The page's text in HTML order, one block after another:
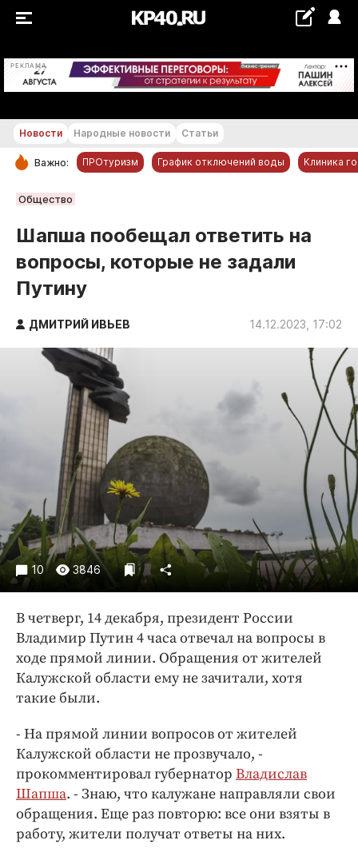
РЕКЛАМА +24...+25 °С
РУБРИКИ
Новости компаний
Статьи
Народные новости
Авто и транспорт
Благоустройство
Криминал
Культура
Недвижимость и ЖКХ
Образование
Общество
Погода
Праздники
Происшествия
Спорт
Экономика и бизнес
ПРОЕКТЫ
Блоги
Издания
Медиаперсона
Клиника года
Бренд года
Работодатель года
Новости Народные новости Статьи
Важно: ПРОтуризм График отключений воды Клиника
Общество
Шапша пообещал ответить на
вопросы, которые не задали
Путину
ДМИТРИЙ ИВЬЕВ 14.12.2023, 17:02
10 3846
В четверг, 14 декабря, президент России
Владимир Путин 4 часа отвечал на вопросы в
ходе прямой линии. Обращения от жителей
Калужской области ему не зачитали, хотя
такие были.
- На прямой линии вопросов от жителей
Калужской области не прозвучало, -
прокомментировал губернатор Владислав
Шапша. - Знаю, что калужане направляли свои
обращения. Еще раз повторю: все они взяты в
работу, жители получат ответы на них.